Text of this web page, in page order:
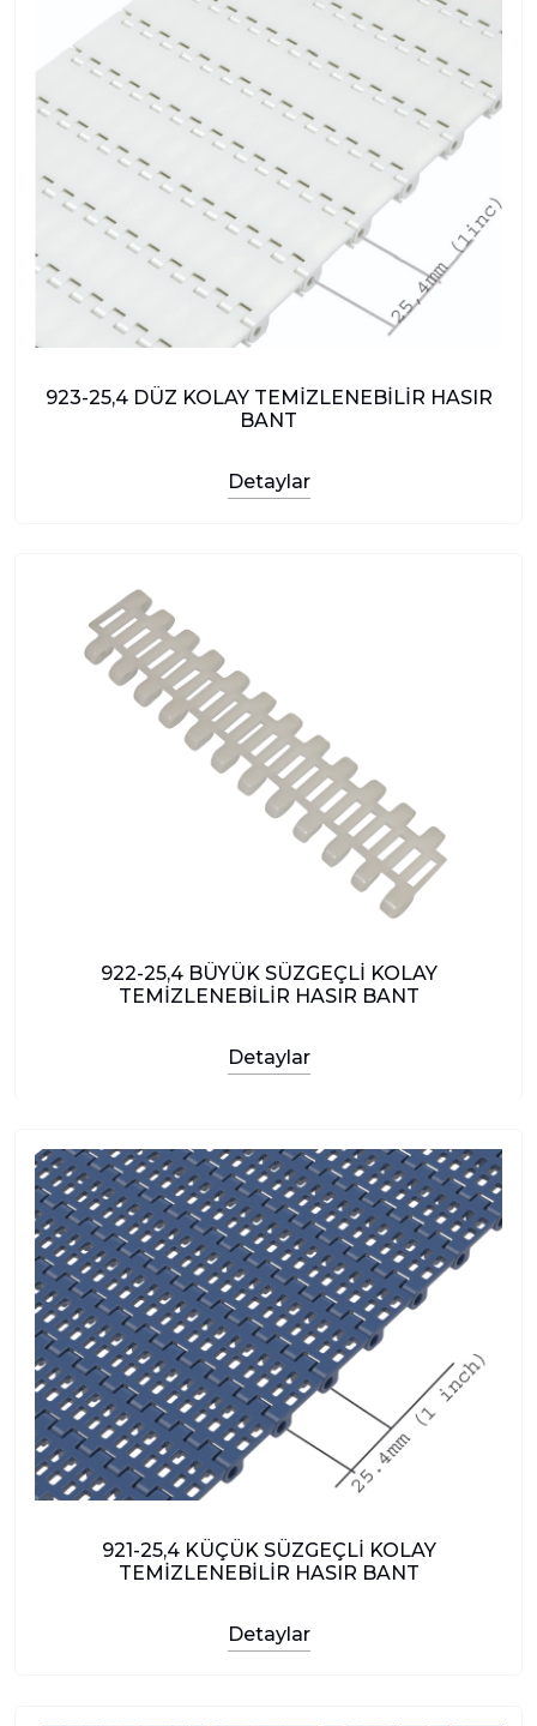
923-25,4 DÜZ KOLAY TEMİZLENEBİLİR HASIR
BANT
Detaylar
922-25,4 BÜYÜK SÜZGEÇLİ KOLAY
TEMİZLENEBİLİR HASIR BANT
Detaylar
921-25,4 KÜÇÜK SÜZGEÇLİ KOLAY
TEMİZLENEBİLİR HASIR BANT
Detaylar